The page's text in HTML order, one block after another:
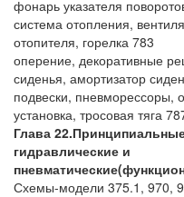
фонарь указателя
система отопления,
отопителя, горелка 783
оперение, декоративные
сиденья, амортизатор
подвески, пневморессоры,
установка, тросовая тяга
Глава
гидравлические и
Схемы-модели 375.1, 970,